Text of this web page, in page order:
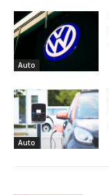
Auto
Auto